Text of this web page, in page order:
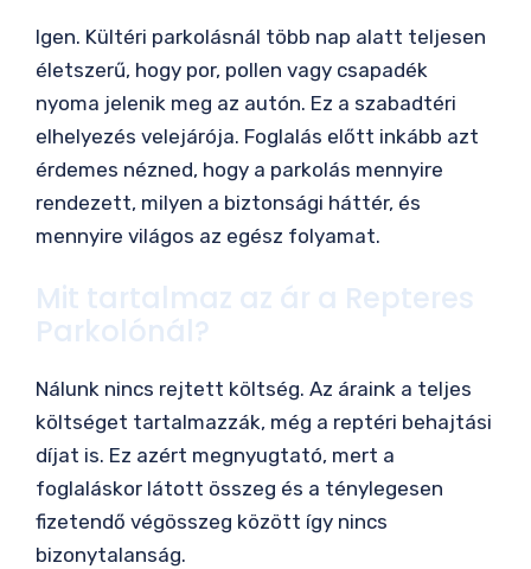
Igen. Kültéri parkolásnál több nap alatt teljesen
életszerű, hogy por, pollen vagy csapadék
nyoma jelenik meg az autón. Ez a szabadtéri
elhelyezés velejárója. Foglalás előtt inkább azt
érdemes nézned, hogy a parkolás mennyire
rendezett, milyen a biztonsági háttér, és
mennyire világos az egész folyamat.
Mit tartalmaz az ár a Repteres
Parkolónál?
Nálunk nincs rejtett költség. Az áraink a teljes
költséget tartalmazzák, még a reptéri behajtási
díjat is. Ez azért megnyugtató, mert a
foglaláskor látott összeg és a ténylegesen
fizetendő végösszeg között így nincs
bizonytalanság.